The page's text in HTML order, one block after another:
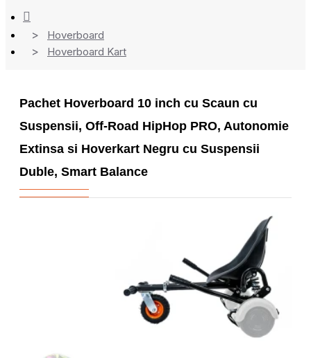
Hoverboard
Hoverboard Kart
Pachet Hoverboard 10 inch cu Scaun cu
Suspensii, Off-Road HipHop PRO, Autonomie
Extinsa si Hoverkart Negru cu Suspensii
Duble, Smart Balance